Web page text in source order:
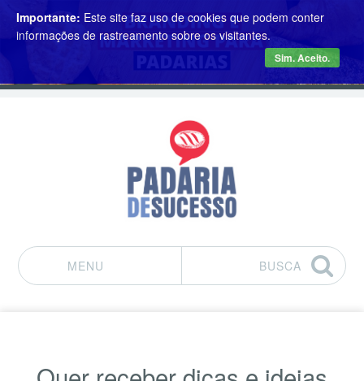
MENU
BUSCA
Importante: Este site faz uso de cookies que podem conter
informações de rastreamento sobre os visitantes.
Sim. Aceito.